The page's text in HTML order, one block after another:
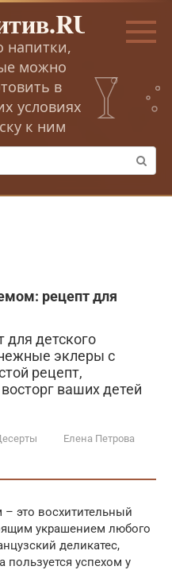
напитки,
можно
в
условиях
к ним
рецепт для
детского
эклеры с
рецепт,
ваших детей
Елена Петрова
это восхитительный
украшением любого
деликатес,
пользуется успехом у